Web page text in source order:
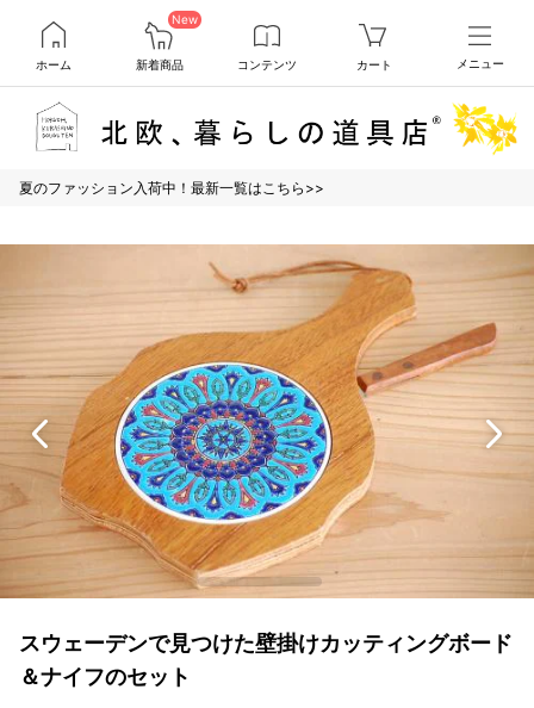
ホーム
New
新着商品 コンテンツ カート メニュー
夏のファッション入荷中！最新一覧はこちら>>
スウェーデンで見つけた壁掛けカッティングボード
＆ナイフのセット